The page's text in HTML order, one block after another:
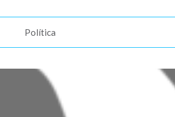
Política